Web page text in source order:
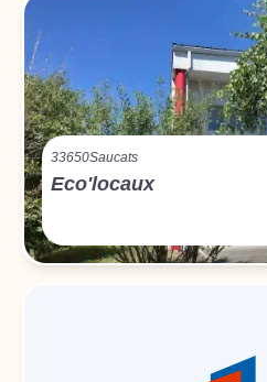
33650Saucats
Eco'locaux